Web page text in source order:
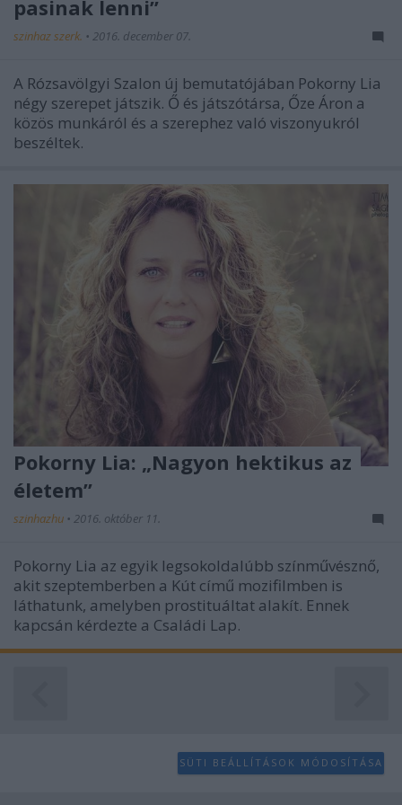
pasinak lenni”
szinhaz szerk. • 2016. december 07.
A Rózsavölgyi Szalon új bemutatójában Pokorny Lia
négy szerepet játszik. Ő és játszótársa, Őze Áron a
közös munkáról és a szerephez való viszonyukról
beszéltek.
Pokorny Lia: „Nagyon hektikus az
életem”
szinhazhu • 2016. október 11.
Pokorny Lia az egyik legsokoldalúbb színművésznő,
akit szeptemberben a Kút című mozifilmben is
láthatunk, amelyben prostituáltat alakít. Ennek
kapcsán kérdezte a Családi Lap.
SÜTI BEÁLLÍTÁSOK MÓDOSÍTÁSA